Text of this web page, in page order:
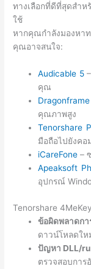
ทางเลือกที่ดีที่สุดสำ
ใช้
หากคุณกำลังมองหา
คุณอาจสนใจ:
Audicable 5–
คุณ
คุณภาพสูง
Tenorshare
มือถือไปยังคอ
iCareFone –
Apeaksoft
อุปกรณ์
Tenorshare
ข้อผิดพลาดกา
ดาวน์โหลดให
ปัญหา DLL/
ตรวจสอบการ